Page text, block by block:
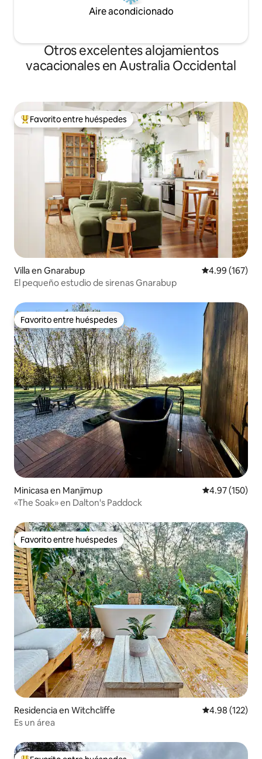
Aire acondicionado
Otros excelentes alojamientos
vacacionales en Australia Occidental
De los mejores en Favorito entre huéspedes
Favorito entre huéspedes
Villa en Gnarabup Calificación
4.99 (167)
El pequeño estudio de sirenas Gnarabup
Favorito entre huéspedes
Favorito entre huéspedes
Minicasa en Manjimup Calificación
4.97 (150)
«The Soak» en Dalton's Paddock
Favorito entre huéspedes
Favorito entre huéspedes
Residencia en Witchcliffe Calificación
4.98 (122)
Es un área